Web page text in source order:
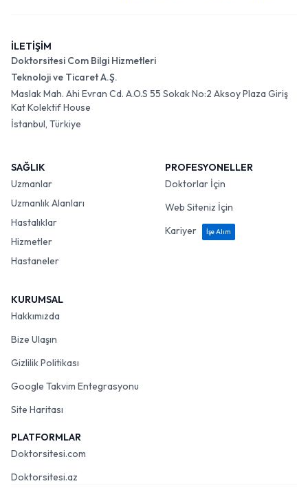
İLETİŞİM
Doktorsitesi Com Bilgi Hizmetleri
Teknoloji ve Ticaret A.Ş.
Maslak Mah. Ahi Evran Cd. A.O.S 55 Sokak No:2 Aksoy Plaza Giriş
Kat Kolektif House
İstanbul, Türkiye
SAĞLIK
Uzmanlar
Uzmanlık Alanları
Hastalıklar
Hizmetler
Hastaneler
PROFESYONELLER
Doktorlar İçin
Web Siteniz İçin
Kariyer
İşe Alım
KURUMSAL
Hakkımızda
Bize Ulaşın
Gizlilik Politikası
Google Takvim Entegrasyonu
Site Haritası
PLATFORMLAR
Doktorsitesi.com
Doktorsitesi.az